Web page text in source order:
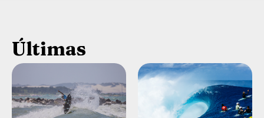
Últimas